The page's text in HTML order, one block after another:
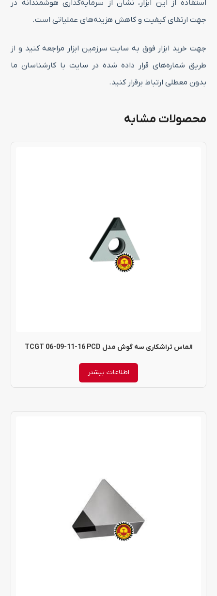
استفاده از این ابزار، نشان از سرمایه‌گذاری هوشمندانه در
جهت ارتقای کیفیت و کاهش هزینه‌های عملیاتی است.
جهت خرید ابزار فوق به سایت سرزمین ابزار مراجعه کنید و از
طریق شماره‌های قرار داده شده در سایت با کارشناسان ما
بدون معطلی ارتباط برقرار کنید.
محصولات مشابه
الماس تراشکاری سه گوش مدل TCGT 06-09-11-16 PCD
اطلاعات بیشتر